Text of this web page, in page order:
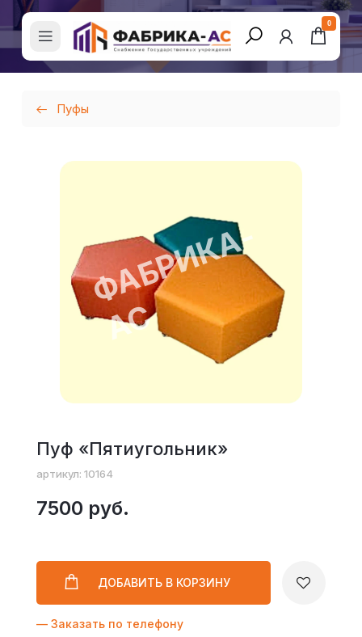
0
Пуфы
Пуф «Пятиугольник»
артикул: 10164
7500 руб.
ДОБАВИТЬ В КОРЗИНУ
— Заказать по телефону